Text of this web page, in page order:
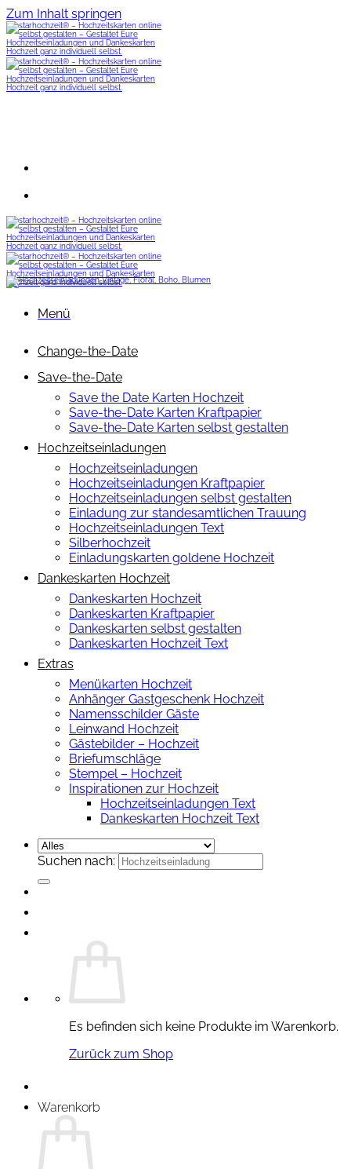
Zum Inhalt springen
Menü
Change-the-Date
Save-the-Date
Save the Date Karten Hochzeit
Save-the-Date Karten Kraftpapier
Save-the-Date Karten selbst gestalten
Hochzeitseinladungen
Hochzeitseinladungen
Hochzeitseinladungen Kraftpapier
Hochzeitseinladungen selbst gestalten
Einladung zur standesamtlichen Trauung
Hochzeitseinladungen Text
Silberhochzeit
Einladungskarten goldene Hochzeit
Dankeskarten Hochzeit
Dankeskarten Hochzeit
Dankeskarten Kraftpapier
Dankeskarten selbst gestalten
Dankeskarten Hochzeit Text
Extras
Menükarten Hochzeit
Anhänger Gastgeschenk Hochzeit
Namensschilder Gäste
Leinwand Hochzeit
Gästebilder – Hochzeit
Briefumschläge
Stempel – Hochzeit
Inspirationen zur Hochzeit
Hochzeitseinladungen Text
Dankeskarten Hochzeit Text
Suchen nach:
Es befinden sich keine Produkte im Warenkorb.
Zurück zum Shop
Warenkorb